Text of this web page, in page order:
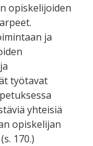
opiskelijoiden
ja
työtavat
yhteisiä
opiskelijan
170.)